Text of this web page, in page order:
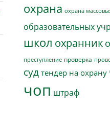
охрана охрана
образовательных
школ охранник
преступление проверка
суд тендер на охрану
чоп штраф